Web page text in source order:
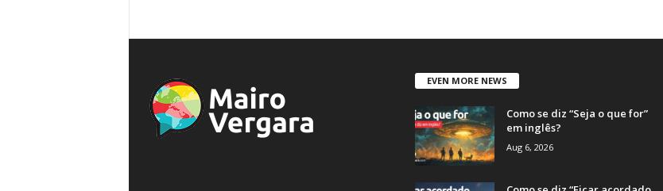
EVEN MORE NEWS
Como se diz “Seja o que for”
em inglês?
Aug 6, 2026